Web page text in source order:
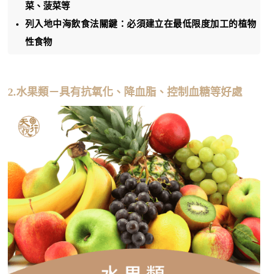
菜、菠菜等
列入地中海飲食法關鍵：必須建立在最低限度加工的植物
性食物
2.水果類－具有抗氧化、降血脂、控制血糖等好處